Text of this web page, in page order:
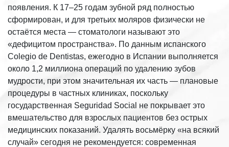
появления. К 17–25 годам зубной ряд полностью
сформирован, и для третьих моляров физически не
остаётся места — стоматологи называют это
«дефицитом пространства». По данным испанского
Colegio de Dentistas, ежегодно в Испании выполняется
около 1,2 миллиона операций по удалению зубов
мудрости, при этом значительная их часть — плановые
процедуры в частных клиниках, поскольку
государственная Seguridad Social не покрывает это
вмешательство для взрослых пациентов без острых
медицинских показаний. Удалять восьмёрку «на всякий
случай» сегодня не рекомендуется: современная